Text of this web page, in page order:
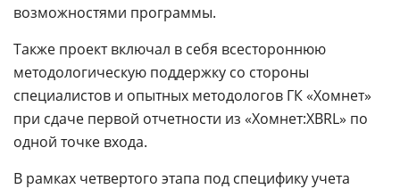
возможностями программы.
Также проект включал в себя всестороннюю
методологическую поддержку со стороны
специалистов и опытных методологов ГК «Хомнет»
при сдаче первой отчетности из «Хомнет:XBRL» по
одной точке входа.
В рамках четвертого этапа под специфику учета